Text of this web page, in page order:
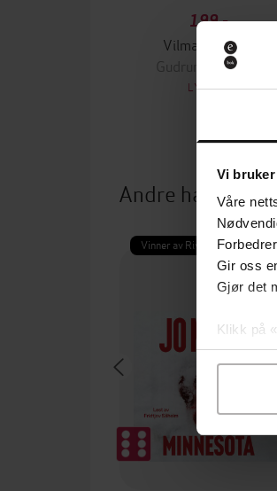
Vi
Våre
Gir oss
Gjør det
Klikk på
199,-
Vilma for alltid
Gudrun Skretting
LYDBOK
Andre har også
Vinner av Rivertonprisen